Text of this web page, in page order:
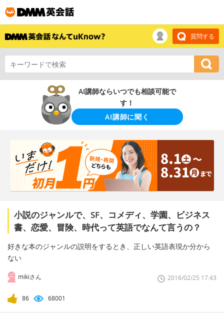
質問する
AI講師ならいつでも相談可能で
す！
AI講師に聞く
小説のジャンルで、SF、コメディ、学園、ビジネス
書、恋愛、冒険、時代って英語でなんて言うの？
好きな本のジャンルの説明をするとき、正しい英語表現か分から
ない
mikiさん 2016/02/25 17:43
86 68001